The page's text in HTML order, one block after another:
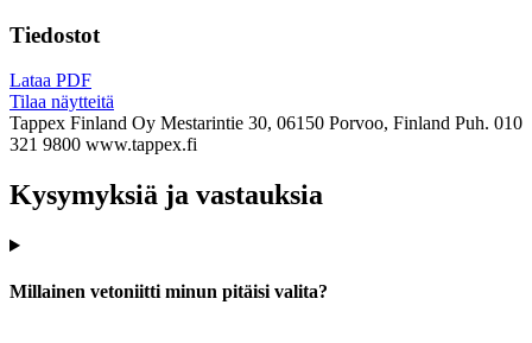
Tiedostot
Lataa PDF
Tilaa näytteitä
Tappex Finland Oy Mestarintie 30, 06150 Porvoo, Finland Puh. 010
321 9800 www.tappex.fi
Kysymyksiä ja vastauksia
Millainen vetoniitti minun pitäisi valita?